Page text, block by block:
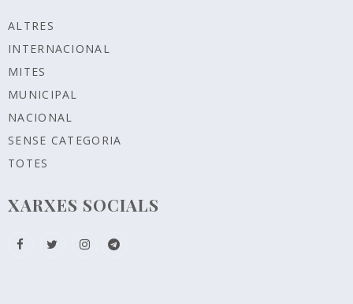
ALTRES
INTERNACIONAL
MITES
MUNICIPAL
NACIONAL
SENSE CATEGORIA
TOTES
XARXES SOCIALS